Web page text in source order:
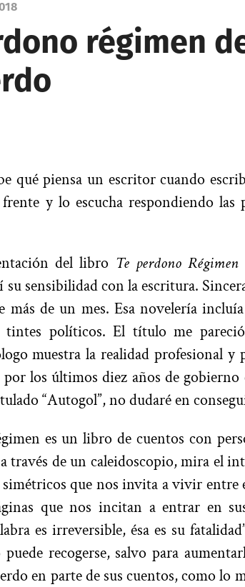
régimen
qué piensa un escritor cuando
y lo escucha respondiendo las
del libro Te perdono Régimen
su sensibilidad con la escritura.
más de un mes. Esa novelería
tintes políticos. El título me
muestra la realidad profesional y
por los últimos diez años de
“Autogol”, no dudaré en
es un libro de cuentos con
través de un caleidoscopio, mira el
que nos invita a vivir entre
que nos incitan a entrar en
es irreversible, ésa es su
recogerse, salvo para
en parte de sus cuentos, como lo